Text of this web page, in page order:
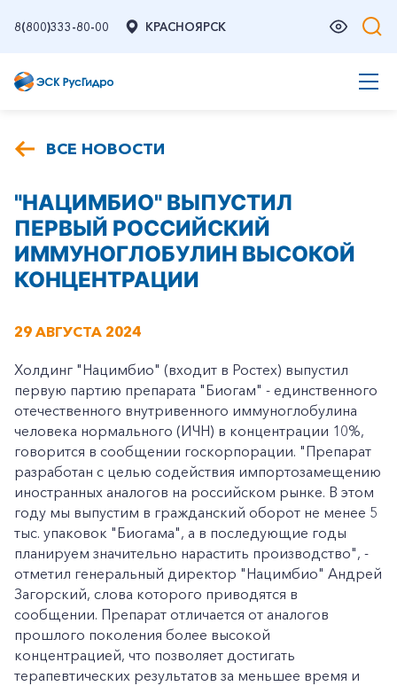
8(800)333-80-00 КРАСНОЯРСК
ВСЕ НОВОСТИ
"НАЦИМБИО" ВЫПУСТИЛ
ПЕРВЫЙ РОССИЙСКИЙ
ИММУНОГЛОБУЛИН ВЫСОКОЙ
КОНЦЕНТРАЦИИ
29 АВГУСТА 2024
Холдинг "Нацимбио" (входит в Ростех) выпустил
первую партию препарата "Биогам" - единственного
отечественного внутривенного иммуноглобулина
человека нормального (ИЧН) в концентрации 10%,
говорится в сообщении госкорпорации. "Препарат
разработан с целью содействия импортозамещению
иностранных аналогов на российском рынке. В этом
году мы выпустим в гражданский оборот не менее 5
тыс. упаковок "Биогама", а в последующие годы
планируем значительно нарастить производство", -
отметил генеральный директор "Нацимбио" Андрей
Загорский, слова которого приводятся в
сообщении. Препарат отличается от аналогов
прошлого поколения более высокой
концентрацией, что позволяет достигать
терапевтических результатов за меньшее время и